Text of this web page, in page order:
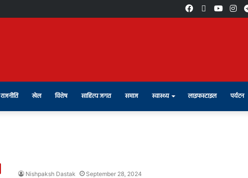
Facebook
राजनीति खेल विशेष साहित्य जगत समाज स्वास्थ्य लाइफस्टाइल पर्यटन
Nishpaksh Dastak September 28, 2024